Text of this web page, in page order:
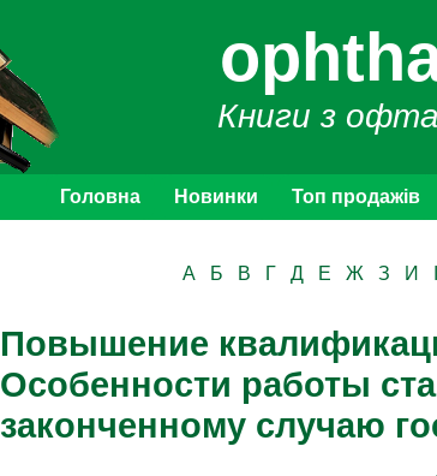
Книги з
Головна Новинки Топ продажів
А Б В Г Д Е Ж З И
Повышение
Особенности работы
законченному случаю